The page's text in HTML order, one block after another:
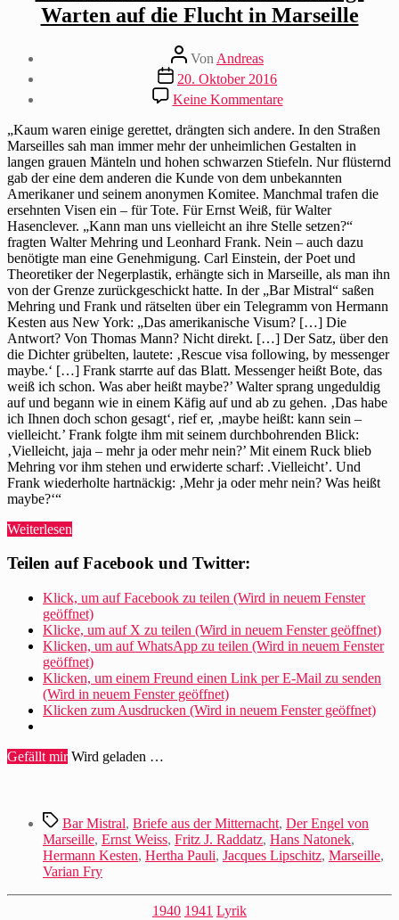
Warten auf die Flucht in Marseille
Beitragsautor
Von Andreas
Beitragsdatum
20. Oktober 2016
Keine Kommentarezu
Fritz
J.
Raddatz
schildert
Mehrings
Warten
auf
die
Flucht
in
Marseille
„Kaum waren einige gerettet, drängten sich andere. In den Straßen
Marseilles sah man immer mehr der unheimlichen Gestalten in
langen grauen Mänteln und hohen schwarzen Stiefeln. Nur flüsternd
gab der eine dem anderen die Kunde von dem unbekannten
Amerikaner und seinem anonymen Komitee. Manchmal trafen die
ersehnten Visen ein – für Tote. Für Ernst Weiß, für Walter
Hasenclever. „Kann man uns vielleicht an ihre Stelle setzen?“
fragten Walter Mehring und Leonhard Frank. Nein – auch dazu
benötigte man eine Genehmigung. Carl Einstein, der Poet und
Theoretiker der Negerplastik, erhängte sich in Marseille, als man ihn
von der Grenze zurückgeschickt hatte. In der „Bar Mistral“ saßen
Mehring und Frank und rätselten über ein Telegramm von Hermann
Kesten aus New York: „Das amerikanische Visum? […] Die
Antwort? Von Thomas Mann? Nicht direkt. […] Der Satz, über den
die Dichter grübelten, lautete: ‚Rescue visa following, by messenger
maybe.‘ […] Frank starrte auf das Blatt. Messenger heißt Bote, das
weiß ich schon. Was aber heißt maybe?’ Walter sprang ungeduldig
auf und begann wie in einem Käfig auf und ab zu gehen. ‚Das habe
ich Ihnen doch schon gesagt‘, rief er, ‚maybe heißt: kann sein –
vielleicht.’ Frank folgte ihm mit seinem durchbohrenden Blick:
‚Vielleicht, jaja – mehr ja oder mehr nein?’ Mit einem Ruck blieb
Mehring vor ihm stehen und erwiderte scharf: .Vielleicht’. Und
Frank wiederholte hartnäckig: ‚Mehr ja oder mehr nein? Was heißt
maybe?‘“
Weiterlesen
Raddatz
Mehrings
Warten
auf
die
Flucht
in
Marseille“
Teilen auf Facebook und Twitter:
Klick, um auf Facebook zu teilen (Wird in neuem Fenster
geöffnet)
Klicke, um auf X zu teilen (Wird in neuem Fenster geöffnet)
Klicken, um auf WhatsApp zu teilen (Wird in neuem Fenster
geöffnet)
Klicken, um einem Freund einen Link per E-Mail zu senden
(Wird in neuem Fenster geöffnet)
Klicken zum Ausdrucken (Wird in neuem Fenster geöffnet)
Gefällt mir Wird geladen …
Schlagwörter
Bar Mistral, Briefe aus der Mitternacht, Der Engel von
Marseille, Ernst Weiss, Fritz J. Raddatz, Hans Natonek,
Hermann Kesten, Hertha Pauli, Jacques Lipschitz, Marseille,
Varian Fry
Kategorien
1940 1941 Lyrik